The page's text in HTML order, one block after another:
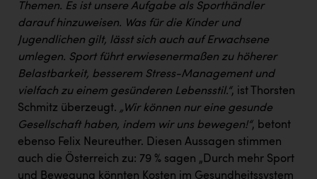
Themen. Es ist unsere Aufgabe als Sporthändler
darauf hinzuweisen. Was für die Kinder und
Jugendlichen gilt, lässt sich auch auf Erwachsene
umlegen. Sport führt erwiesenermaßen zu höherer
Belastbarkeit, besserem Stress-Management und
vielfach zu einem gesünderen Lebensstil.“, ist Thorsten
Schmitz überzeugt. „Wir können nur eine gesunde
Gesellschaft haben, indem wir uns bewegen!“, betont
ebenso Felix Neureuther. Diesen Aussagen stimmen
auch die Österreich zu: 79 % sagen „Durch mehr Sport
und Bewegung könnten Kosten im Gesundheitssystem